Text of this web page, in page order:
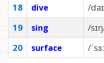
18
dive /
19
sing /
20
surface /